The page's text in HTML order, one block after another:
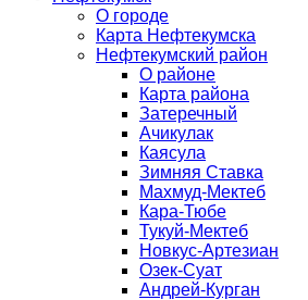
О городе
Карта Нефтекумска
Нефтекумский район
О районе
Карта района
Затеречный
Ачикулак
Каясула
Зимняя Ставка
Махмуд-Мектеб
Кара-Тюбе
Тукуй-Мектеб
Новкус-Артезиан
Озек-Суат
Андрей-Курган